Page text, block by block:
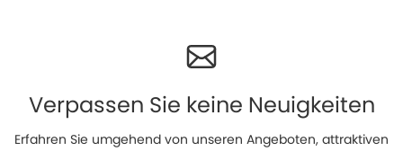
Verpassen Sie keine Neuigkeiten
Erfahren Sie umgehend von unseren Angeboten, attraktiven